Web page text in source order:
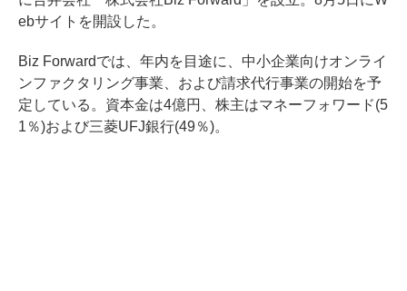
ebサイトを開設した。
Biz Forwardでは、年内を目途に、中小企業向けオンライ
ンファクタリング事業、および請求代行事業の開始を予
定している。資本金は4億円、株主はマネーフォワード(5
1％)および三菱UFJ銀行(49％)。